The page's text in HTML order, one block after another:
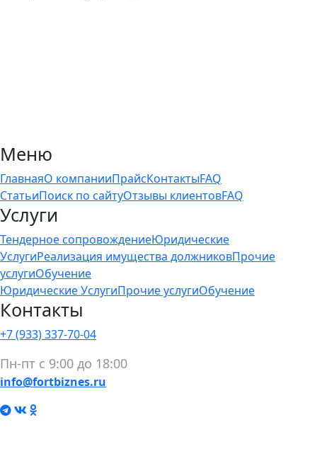
Меню
ГлавнаяО компанииПрайсКонтактыFAQ
СтатьиПоиск по сайтуОтзывы клиентовFAQ
Услуги
Тендерное сопровождениеЮридические
УслугиРеализация имущества должниковПрочие
услугиОбучение
Юридические УслугиПрочие услугиОбучение
Контакты
+7 (933) 337-70-04
Пн-пт с 9:00 до 18:00
info@fortbiznes.ru